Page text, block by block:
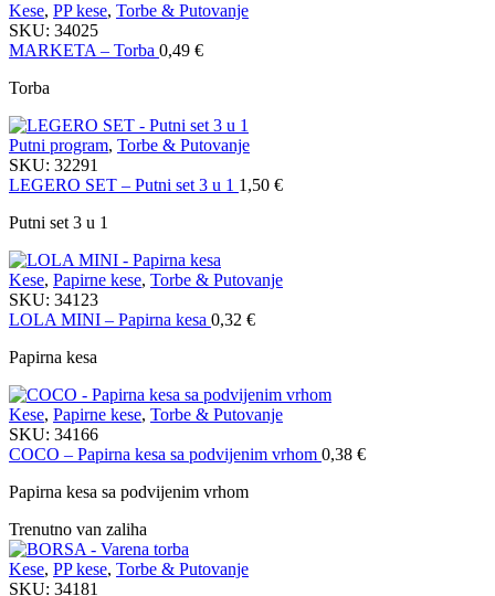
Kese, PP kese, Torbe & Putovanje
SKU: 34025
MARKETA – Torba 0,49 €
Torba
Putni program, Torbe & Putovanje
SKU: 32291
LEGERO SET – Putni set 3 u 1 1,50 €
Putni set 3 u 1
Kese, Papirne kese, Torbe & Putovanje
SKU: 34123
LOLA MINI – Papirna kesa 0,32 €
Papirna kesa
Kese, Papirne kese, Torbe & Putovanje
SKU: 34166
COCO – Papirna kesa sa podvijenim vrhom 0,38 €
Papirna kesa sa podvijenim vrhom
Trenutno van zaliha
Kese, PP kese, Torbe & Putovanje
SKU: 34181